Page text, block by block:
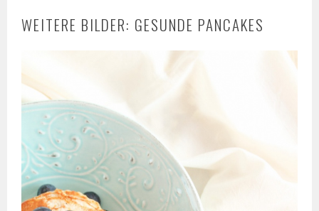
WEITERE BILDER: GESUNDE PANCAKES